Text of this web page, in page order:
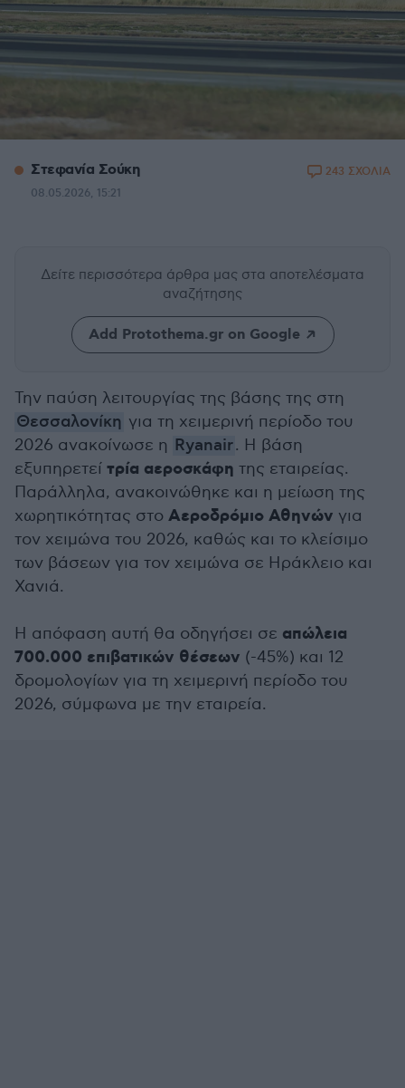
Στεφανία Σούκη
08.05.2026, 15:21
243 ΣΧΟΛΙΑ
Δείτε περισσότερα άρθρα μας στα αποτελέσματα
αναζήτησης
Add Protothema.gr on Google
Την παύση λειτουργίας της βάσης της στη
Θεσσαλονίκη για τη χειμερινή περίοδο του
2026 ανακοίνωσε η Ryanair. Η βάση
εξυπηρετεί τρία αεροσκάφη της εταιρείας.
Παράλληλα, ανακοινώθηκε και η μείωση της
χωρητικότητας στο Αεροδρόμιο Αθηνών για
τον χειμώνα του 2026, καθώς και το κλείσιμο
των βάσεων για τον χειμώνα σε Ηράκλειο και
Χανιά.
Η απόφαση αυτή θα οδηγήσει σε απώλεια
700.000 επιβατικών θέσεων (-45%) και 12
δρομολογίων για τη χειμερινή περίοδο του
2026, σύμφωνα με την εταιρεία.